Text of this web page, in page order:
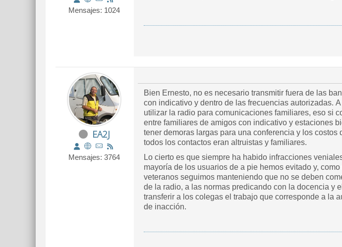
Mensajes: 1024
EA2J
Mensajes: 3764
Bien Ernesto, no es necesario transmitir fuera de las
con indicativo y dentro de las frecuencias autorizadas.
utilizar la radio para comunicaciones familiares, eso si
entre familiares de amigos con indicativo y estaciones
tener demoras largas para una conferencia y los
todos los contactos eran altruistas y familiares.
Lo cierto es que siempre ha habido infracciones
mayoría de los usuarios de a pie hemos evitado y,
veteranos seguimos manteniendo que no se deben
de la radio, a las normas predicando con la docencia y
transferir a los colegas el trabajo que corresponde a la
de inacción.